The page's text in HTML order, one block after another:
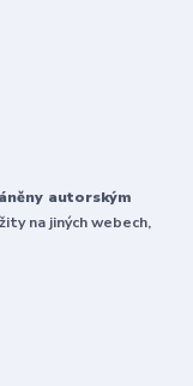
autorským
na jiných webech,